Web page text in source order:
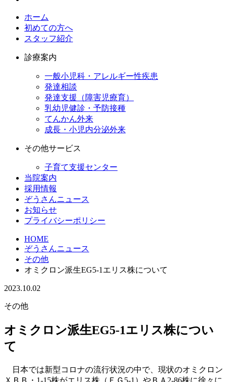
ホーム
初めての方へ
スタッフ紹介
診療案内
一般小児科・アレルギー性疾患
発達相談
発達支援（障害児療育）
乳幼児健診・予防接種
てんかん外来
成長・小児内分泌外来
その他サービス
子育て支援センター
当院案内
採用情報
ぞうさんニュース
お知らせ
プライバシーポリシー
HOME
ぞうさんニュース
その他
オミクロン派生EG5-1エリス株について
2023.10.02
その他
オミクロン派生EG5-1エリス株につい
て
日本では新型コロナの流行状況の中で、現状のオミクロン
ＸＢＢ・1-15株がエリス株（ＥＧ5-1）やＢＡ2-86株に徐々に